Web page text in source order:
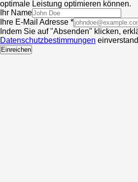
optimale Leistung optimieren können.
Ihr Name
Ihre E-Mail Adresse *
Indem Sie auf "Absenden" klicken,
Datenschutzbestimmungen